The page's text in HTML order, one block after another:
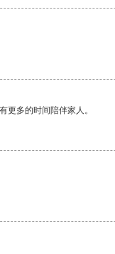
多的时间陪伴家人。